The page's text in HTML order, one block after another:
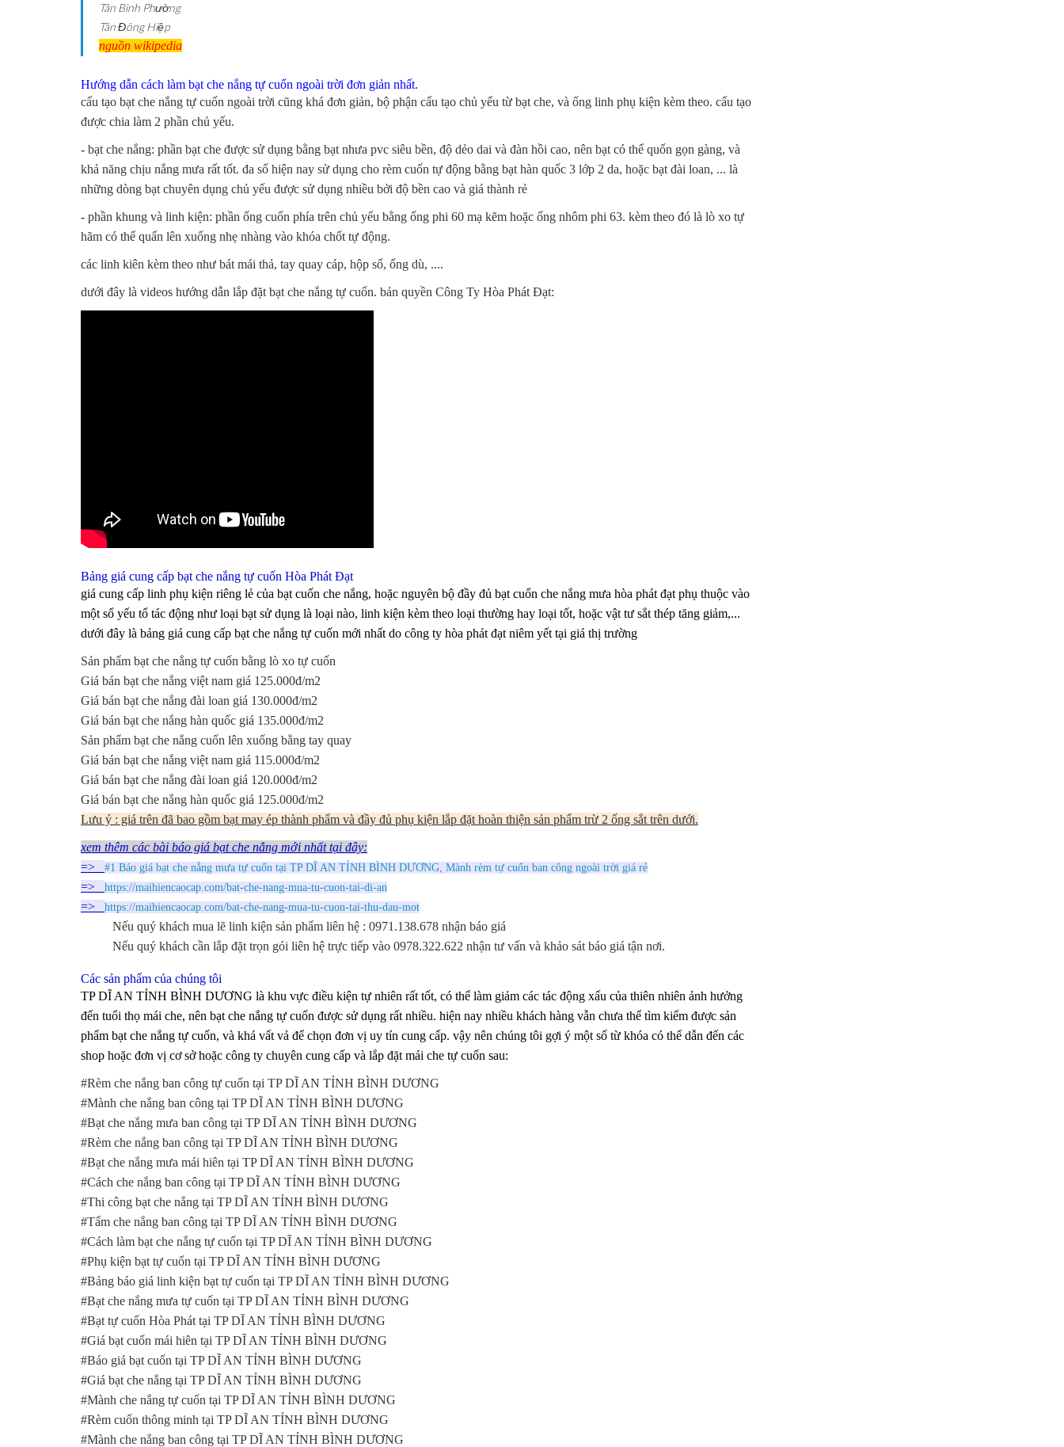
Tân Bình Phường
Tân Đông Hiệp
nguồn wikipedia
Hướng dẫn cách làm bạt che nắng tự cuốn ngoài trời đơn giản nhất.
cấu tạo bạt che nắng tự cuốn ngoài trời cũng khá đơn giản, bộ phận cấu tạo chủ yếu từ bạt che, và ống linh phụ kiện kèm theo. cấu tạo
được chia làm 2 phần chủ yếu.
- bạt che nắng: phần bạt che được sử dụng bằng bạt nhưa pvc siêu bền, độ dẻo dai và đàn hồi cao, nên bạt có thể quốn gọn gàng, và
khả năng chịu nắng mưa rất tốt. đa số hiện nay sử dụng cho rèm cuốn tự động bằng bạt hàn quốc 3 lớp 2 da, hoặc bạt đài loan, ... là
những dòng bạt chuyên dụng chủ yếu được sử dụng nhiều bởi độ bền cao và giá thành rẻ
- phần khung và linh kiện: phần ống cuốn phía trên chủ yếu bằng ống phi 60 mạ kẽm hoặc ống nhôm phi 63. kèm theo đó là lò xo tự
hãm có thể quấn lên xuống nhẹ nhàng vào khóa chốt tự động.
các linh kiên kèm theo như bát mái thả, tay quay cáp, hộp số, ống dù, ....
dưới đây là videos hướng dẫn lắp đặt bạt che nắng tự cuốn. bản quyền Công Ty Hòa Phát Đạt:
Bảng giá cung cấp bạt che nắng tự cuốn Hòa Phát Đạt
giá cung cấp linh phụ kiện riêng lẻ của bạt cuốn che nắng, hoặc nguyên bộ đầy đủ bạt cuốn che nắng mưa hòa phát đạt phụ thuộc vào
một số yếu tố tác động như loại bạt sử dụng là loại nào, linh kiện kèm theo loại thường hay loại tốt, hoặc vật tư sắt thép tăng giảm,...
dưới đây là bảng giá cung cấp bạt che nắng tự cuốn mới nhất do công ty hòa phát đạt niêm yết tại giá thị trường
Sản phẩm bạt che nắng tự cuốn bằng lò xo tự cuốn
Giá bán bạt che nắng việt nam giá 125.000đ/m2
Giá bán bạt che nắng đài loan giá 130.000đ/m2
Giá bán bạt che nắng hàn quốc giá 135.000đ/m2
Sản phẩm bạt che nắng cuốn lên xuống bằng tay quay
Giá bán bạt che nắng việt nam giá 115.000đ/m2
Giá bán bạt che nắng đài loan giá 120.000đ/m2
Giá bán bạt che nắng hàn quốc giá 125.000đ/m2
Lưu ý : giá trên đã bao gồm bạt may ép thành phẩm và đầy đủ phụ kiện lắp đặt hoàn thiện sản phẩm trừ 2 ống sắt trên dưới.
xem thêm các bài báo giá bạt che nắng mới nhất tại đây:
=> #1 Báo giá bạt che nắng mưa tự cuốn tại TP DĨ AN TỈNH BÌNH DƯƠNG, Mành rèm tự cuốn ban công ngoài trời giá rẻ
=> https://maihiencaocap.com/bat-che-nang-mua-tu-cuon-tai-di-an
=> https://maihiencaocap.com/bat-che-nang-mua-tu-cuon-tai-thu-dau-mot
Nếu quý khách mua lẽ linh kiện sản phẩm liên hệ : 0971.138.678 nhận báo giá
Nếu quý khách cần lắp đặt trọn gói liên hệ trực tiếp vào 0978.322.622 nhận tư vấn và khảo sát báo giá tận nơi.
Các sản phẩm của chúng tôi
TP DĨ AN TỈNH BÌNH DƯƠNG là khu vực điều kiện tự nhiên rất tốt, có thể làm giảm các tác động xấu của thiên nhiên ảnh hưởng
đến tuổi thọ mái che, nên bạt che nắng tự cuốn được sử dụng rất nhiều. hiện nay nhiều khách hàng vẫn chưa thể tìm kiếm được sản
phẩm bạt che nắng tự cuốn, và khá vất vả để chọn đơn vị uy tín cung cấp. vậy nên chúng tôi gợi ý một số từ khóa có thể dẫn đến các
shop hoặc đơn vị cơ sở hoặc công ty chuyên cung cấp và lắp đặt mái che tự cuốn sau:
#Rèm che nắng ban công tự cuốn tại TP DĨ AN TỈNH BÌNH DƯƠNG
#Mành che nắng ban công tại TP DĨ AN TỈNH BÌNH DƯƠNG
#Bạt che nắng mưa ban công tại TP DĨ AN TỈNH BÌNH DƯƠNG
#Rèm che nắng ban công tại TP DĨ AN TỈNH BÌNH DƯƠNG
#Bạt che nắng mưa mái hiên tại TP DĨ AN TỈNH BÌNH DƯƠNG
#Cách che nắng ban công tại TP DĨ AN TỈNH BÌNH DƯƠNG
#Thi công bạt che nắng tại TP DĨ AN TỈNH BÌNH DƯƠNG
#Tấm che nắng ban công tại TP DĨ AN TỈNH BÌNH DƯƠNG
#Cách làm bạt che nắng tự cuốn tại TP DĨ AN TỈNH BÌNH DƯƠNG
#Phụ kiện bạt tự cuốn tại TP DĨ AN TỈNH BÌNH DƯƠNG
#Bảng báo giá linh kiện bạt tự cuốn tại TP DĨ AN TỈNH BÌNH DƯƠNG
#Bạt che nắng mưa tự cuốn tại TP DĨ AN TỈNH BÌNH DƯƠNG
#Bạt tự cuốn Hòa Phát tại TP DĨ AN TỈNH BÌNH DƯƠNG
#Giá bạt cuốn mái hiên tại TP DĨ AN TỈNH BÌNH DƯƠNG
#Báo giá bạt cuốn tại TP DĨ AN TỈNH BÌNH DƯƠNG
#Giá bạt che nắng tại TP DĨ AN TỈNH BÌNH DƯƠNG
#Mành che nắng tự cuốn tại TP DĨ AN TỈNH BÌNH DƯƠNG
#Rèm cuốn thông minh tại TP DĨ AN TỈNH BÌNH DƯƠNG
#Mành che nắng ban công tại TP DĨ AN TỈNH BÌNH DƯƠNG